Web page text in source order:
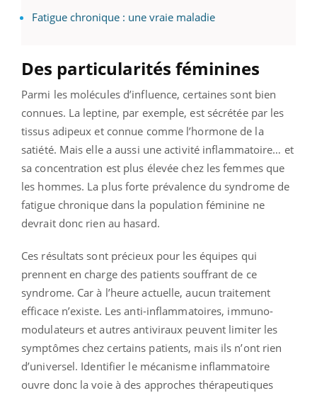
Fatigue chronique : une vraie maladie
Des particularités féminines
Parmi les molécules d’influence, certaines sont bien
connues. La leptine, par exemple, est sécrétée par les
tissus adipeux et connue comme l’hormone de la
satiété. Mais elle a aussi une activité inflammatoire… et
sa concentration est plus élevée chez les femmes que
les hommes. La plus forte prévalence du syndrome de
fatigue chronique dans la population féminine ne
devrait donc rien au hasard.
Ces résultats sont précieux pour les équipes qui
prennent en charge des patients souffrant de ce
syndrome. Car à l’heure actuelle, aucun traitement
efficace n’existe. Les anti-inflammatoires, immuno-
modulateurs et autres antiviraux peuvent limiter les
symptômes chez certains patients, mais ils n’ont rien
d’universel. Identifier le mécanisme inflammatoire
ouvre donc la voie à des approches thérapeutiques